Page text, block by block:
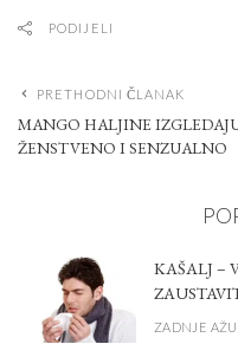
PODIJELI
PRETHODNI ČLANAK
MANGO HALJINE
ŽENSTVENO I SENZUALNO
KAŠALJ –
ZADNJE